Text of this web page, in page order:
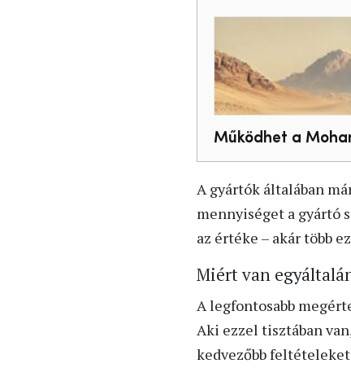
Működhet a
A gyártók általában
mennyiséget a gyártó
az értéke – akár több
Miért van
A legfontosabb
Aki ezzel tisztában
kedvezőbb